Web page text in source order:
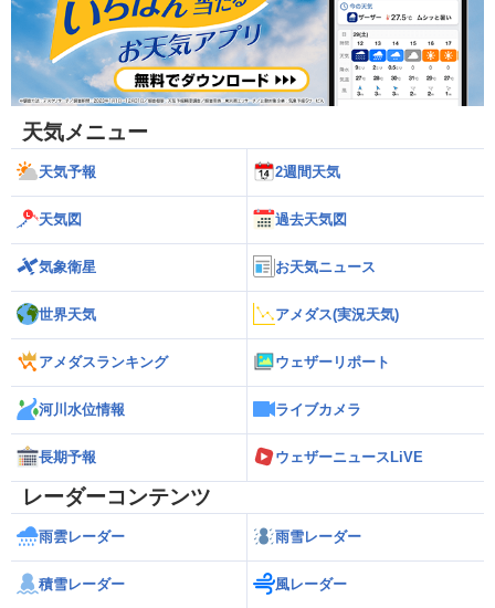
天気メニュー
天気予報 2週間天気
天気図 過去天気図
気象衛星 お天気ニュース
世界天気 アメダス(実況天気)
アメダスランキング ウェザーリポート
河川水位情報 ライブカメラ
長期予報 ウェザーニュースLiVE
レーダーコンテンツ
雨雲レーダー 雨雪レーダー
積雪レーダー 風レーダー